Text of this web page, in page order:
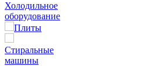
Холодильное
оборудование
Плиты
Стиральные
машины